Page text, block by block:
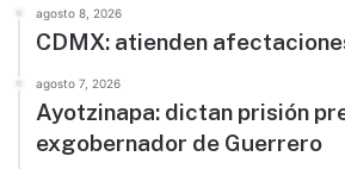
agosto 8, 2026
CDMX: atienden
agosto 7, 2026
Ayotzinapa: dictan prisión
exgobernador de Guerrero